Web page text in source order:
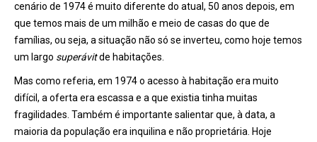
cenário de 1974 é muito diferente do atual, 50 anos depois, em
que temos mais de um milhão e meio de casas do que de
famílias, ou seja, a situação não só se inverteu, como hoje temos
um largo superávitde habitações.
Mas como referia, em 1974 o acesso à habitação era muito
difícil, a oferta era escassa e a que existia tinha muitas
fragilidades. Também é importante salientar que, à data, a
maioria da população era inquilina e não proprietária. Hoje